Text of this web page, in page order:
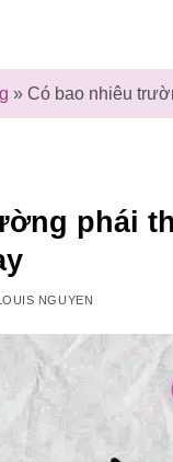
» Có bao nhiêu
phái
NGUYEN